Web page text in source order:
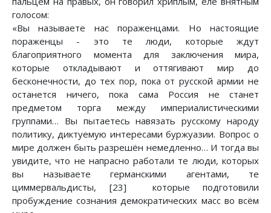
голосом:
«Вы называете нас пораженцами. Но настоящие
пораженцы - это те люди, которые ждут
благоприятного момента для заключения мира,
которые откладывают и оттягивают мир до
бесконечности, до тех пор, пока от русской армии не
останется ничего, пока сама Россия не станет
предметом торга между империалистическими
группами… Вы пытаетесь навязать русскому народу
политику, диктуемую интересами буржуазии. Вопрос о
мире должен быть разрешён немедленно… И тогда вы
увидите, что не напрасно работали те люди, которых
вы называете германскими агентами, те
циммервальдисты, [23] которые подготовили
пробуждение сознания демократических масс во всём